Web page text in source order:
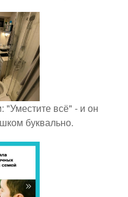
"Уместите всё" - и он
буквально.